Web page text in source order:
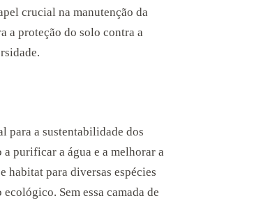
crucial na manutenção da
a proteção do solo contra a
para a sustentabilidade dos
purificar a água e a melhorar a
habitat para diversas espécies
Sem essa camada de